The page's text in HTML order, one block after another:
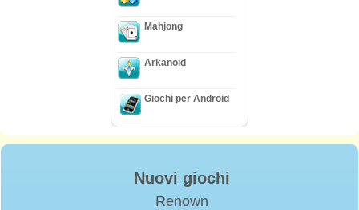
Mahjong
Arkanoid
Giochi per Android
Nuovi giochi
Renown